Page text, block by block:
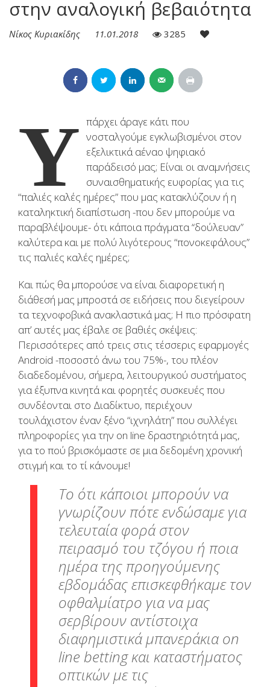
στην αναλογική βεβαιότητα
Νίκος Κυριακίδης 11.01.2018 3285
Υ πάρχει άραγε κάτι που
νοσταλγούμε εγκλωβισμένοι στον
εξελικτικά αέναο ψηφιακό
παράδεισό μας; Είναι οι αναμνήσεις
συναισθηματικής ευφορίας για τις
“παλιές καλές ημέρες” που μας κατακλύζουν ή η
καταληκτική διαπίστωση -που δεν μπορούμε να
παραβλέψουμε- ότι κάποια πράγματα “δούλευαν”
καλύτερα και με πολύ λιγότερους “πονοκεφάλους”
τις παλιές καλές ημέρες;
Και πώς θα μπορούσε να είναι διαφορετική η
διάθεσή μας μπροστά σε ειδήσεις που διεγείρουν
τα τεχνοφοβικά ανακλαστικά μας; Η πιο πρόσφατη
απ’ αυτές μας έβαλε σε βαθιές σκέψεις:
Περισσότερες από τρεις στις τέσσερις εφαρμογές
Android -ποσοστό άνω του 75%-, του πλέον
διαδεδομένου, σήμερα, λειτουργικού συστήματος
για έξυπνα κινητά και φορητές συσκευές που
συνδέονται στο Διαδίκτυο, περιέχουν
τουλάχιστον έναν ξένο “ιχνηλάτη” που συλλέγει
πληροφορίες για την on line δραστηριότητά μας,
για το πού βρισκόμαστε σε μια δεδομένη χρονική
στιγμή και το τί κάνουμε!
Το ότι κάποιοι μπορούν να
γνωρίζουν πότε ενδώσαμε για
τελευταία φορά στον
πειρασμό του τζόγου ή ποια
ημέρα της προηγούμενης
εβδομάδας επισκεφθήκαμε τον
οφθαλμίατρο για να μας
σερβίρουν αντίστοιχα
διαφημιστικά μπανεράκια on
line betting και καταστήματος
οπτικών με τις